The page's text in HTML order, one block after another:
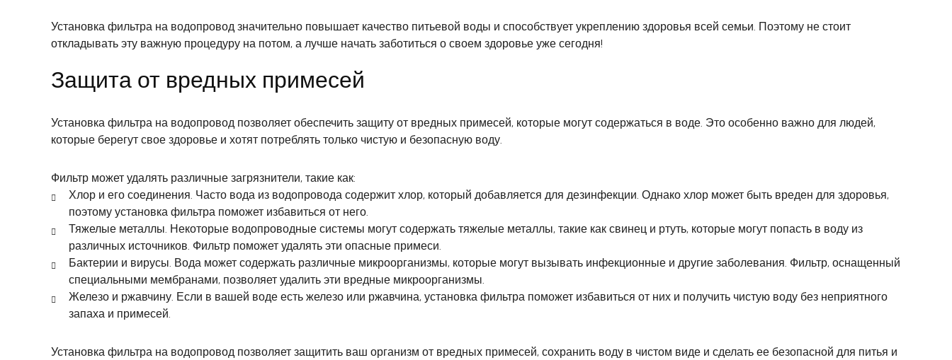
Установка фильтра на водопровод значительно повышает качество питьевой воды и способствует укреплению здоровья всей семьи. Поэтому не стоит
откладывать эту важную процедуру на потом, а лучше начать заботиться о своем здоровье уже сегодня!
Защита от вредных примесей
Установка фильтра на водопровод позволяет обеспечить защиту от вредных примесей, которые могут содержаться в воде. Это особенно важно для людей,
которые берегут свое здоровье и хотят потреблять только чистую и безопасную воду.
Фильтр может удалять различные загрязнители, такие как:
Хлор и его соединения. Часто вода из водопровода содержит хлор, который добавляется для дезинфекции. Однако хлор может быть вреден для здоровья,
поэтому установка фильтра поможет избавиться от него.
Тяжелые металлы. Некоторые водопроводные системы могут содержать тяжелые металлы, такие как свинец и ртуть, которые могут попасть в воду из
различных источников. Фильтр поможет удалять эти опасные примеси.
Бактерии и вирусы. Вода может содержать различные микроорганизмы, которые могут вызывать инфекционные и другие заболевания. Фильтр, оснащенный
специальными мембранами, позволяет удалить эти вредные микроорганизмы.
Железо и ржавчину. Если в вашей воде есть железо или ржавчина, установка фильтра поможет избавиться от них и получить чистую воду без неприятного
запаха и примесей.
Установка фильтра на водопровод позволяет защитить ваш организм от вредных примесей, сохранить воду в чистом виде и сделать ее безопасной для питья и